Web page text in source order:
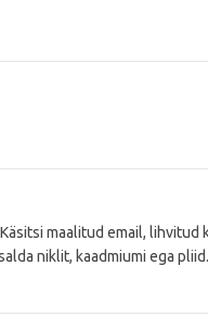
maalitud email, lihvitud
niklit, kaadmiumi ega